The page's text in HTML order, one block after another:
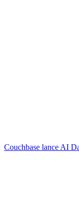
Couchbase lance AI